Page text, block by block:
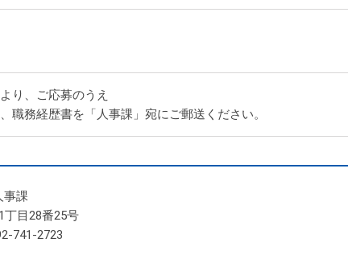
り、ご応募のうえ
職務経歴書を「人事課」宛にご郵送ください。
課
丁目28番25号
741-2723